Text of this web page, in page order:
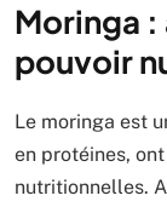
Moringa
pouvoir
Le moringa est
en protéines,
nutritionnelles.